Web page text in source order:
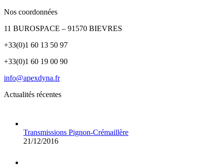
Nos coordonnées
11 BUROSPACE – 91570 BIEVRES
+33(0)1 60 13 50 97
+33(0)1 60 19 00 90
info@apexdyna.fr
Actualités récentes
Transmissions Pignon-Crémaillère
21/12/2016